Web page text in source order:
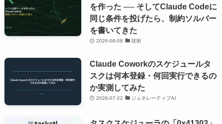
を作った ── そしてClaude Codeに
同じ条件を投げたら、制約ソルバー
を書いてきた
2026-08-08 技術
Claude Coworkのスケジュールタ
スクは何本登録・何回実行できるの
か実測してみた
2026-07-22 ジェネレーティブAI